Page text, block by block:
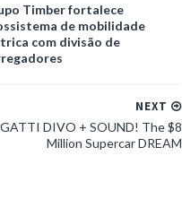
Timber fortalece
de mobilidade
com divisão de
NEXT
DIVO + SOUND! The $8
Million Supercar DREAM